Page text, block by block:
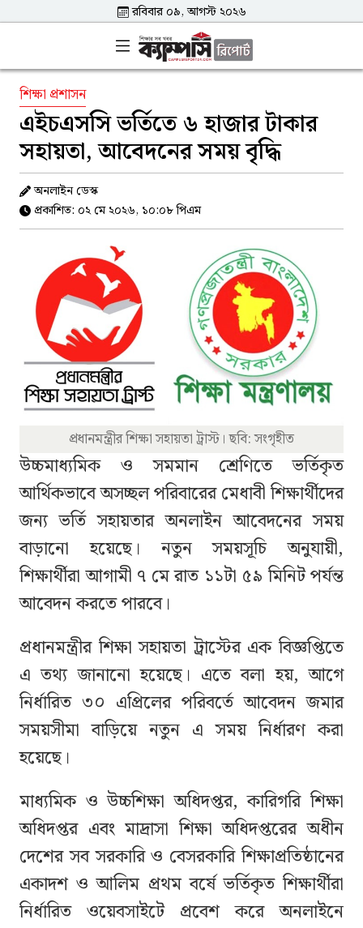
রবিবার ০৯, আগস্ট ২০২৬
শিক্ষা প্রশাসন
এইচএসসি ভর্তিতে ৬ হাজার টাকার
সহায়তা, আবেদনের সময় বৃদ্ধি
অনলাইন ডেস্ক
প্রকাশিত: ০২ মে ২০২৬, ১০:০৮ পিএম
প্রধানমন্ত্রীর শিক্ষা সহায়তা ট্রাস্ট। ছবি: সংগৃহীত
উচ্চমাধ্যমিক ও সমমান শ্রেণিতে ভর্তিকৃত
আর্থিকভাবে অসচ্ছল পরিবারের মেধাবী শিক্ষার্থীদের
জন্য ভর্তি সহায়তার অনলাইন আবেদনের সময়
বাড়ানো হয়েছে। নতুন সময়সূচি অনুযায়ী,
শিক্ষার্থীরা আগামী ৭ মে রাত ১১টা ৫৯ মিনিট পর্যন্ত
আবেদন করতে পারবে।
প্রধানমন্ত্রীর শিক্ষা সহায়তা ট্রাস্টের এক বিজ্ঞপ্তিতে
এ তথ্য জানানো হয়েছে। এতে বলা হয়, আগে
নির্ধারিত ৩০ এপ্রিলের পরিবর্তে আবেদন জমার
সময়সীমা বাড়িয়ে নতুন এ সময় নির্ধারণ করা
হয়েছে।
মাধ্যমিক ও উচ্চশিক্ষা অধিদপ্তর, কারিগরি শিক্ষা
অধিদপ্তর এবং মাদ্রাসা শিক্ষা অধিদপ্তরের অধীন
দেশের সব সরকারি ও বেসরকারি শিক্ষাপ্রতিষ্ঠানের
একাদশ ও আলিম প্রথম বর্ষে ভর্তিকৃত শিক্ষার্থীরা
নির্ধারিত ওয়েবসাইটে প্রবেশ করে অনলাইনে